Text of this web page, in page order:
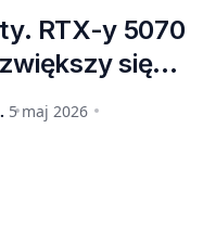
RTX-y 5070
się
5080
5 maj 2026